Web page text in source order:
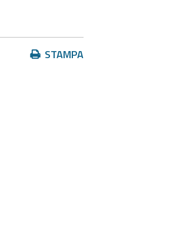
Azioni STAMPA